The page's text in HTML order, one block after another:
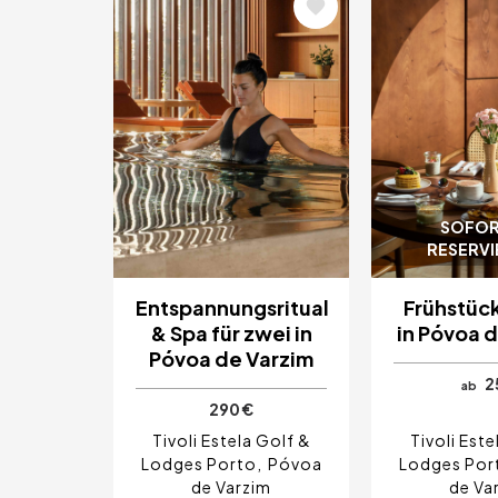
Entspannungsritual
& Spa für zwei in
Póvoa de Varzim
290 €
Tivoli Estela Golf &
Lodges Porto
Póvoa
de Varzim
in Póvoa
ab
Tivoli
Lodges
de